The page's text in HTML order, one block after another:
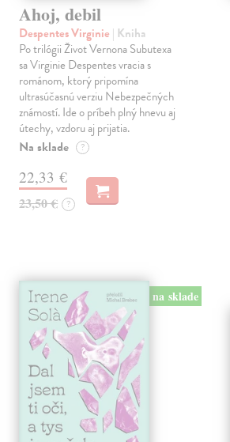
Ahoj, debil
Despentes Virginie | Kniha
Po trilógii Život Vernona Subutexa
sa Virginie Despentes vracia s
románom, ktorý pripomína
ultrasúčasnú verziu Nebezpečných
známostí. Ide o príbeh plný hnevu aj
útechy, vzdoru aj prijatia.
Na sklade ?
22,33 €
23,50 € ?
na sklade